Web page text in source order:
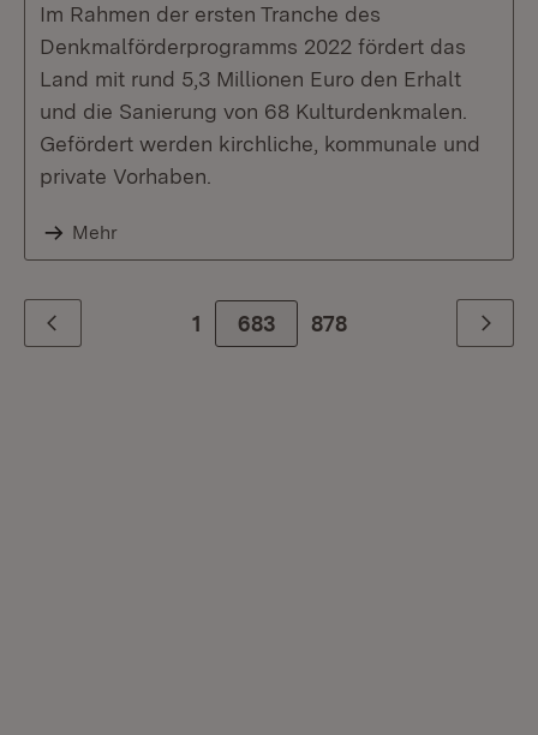
Im Rahmen der ersten Tranche des
Denkmalförderprogramms 2022 fördert das
Land mit rund 5,3 Millionen Euro den Erhalt
und die Sanierung von 68 Kulturdenkmalen.
Gefördert werden kirchliche, kommunale und
private Vorhaben.
Mehr
Zurück 1 683 Zur letzte Seite
878 Weiter